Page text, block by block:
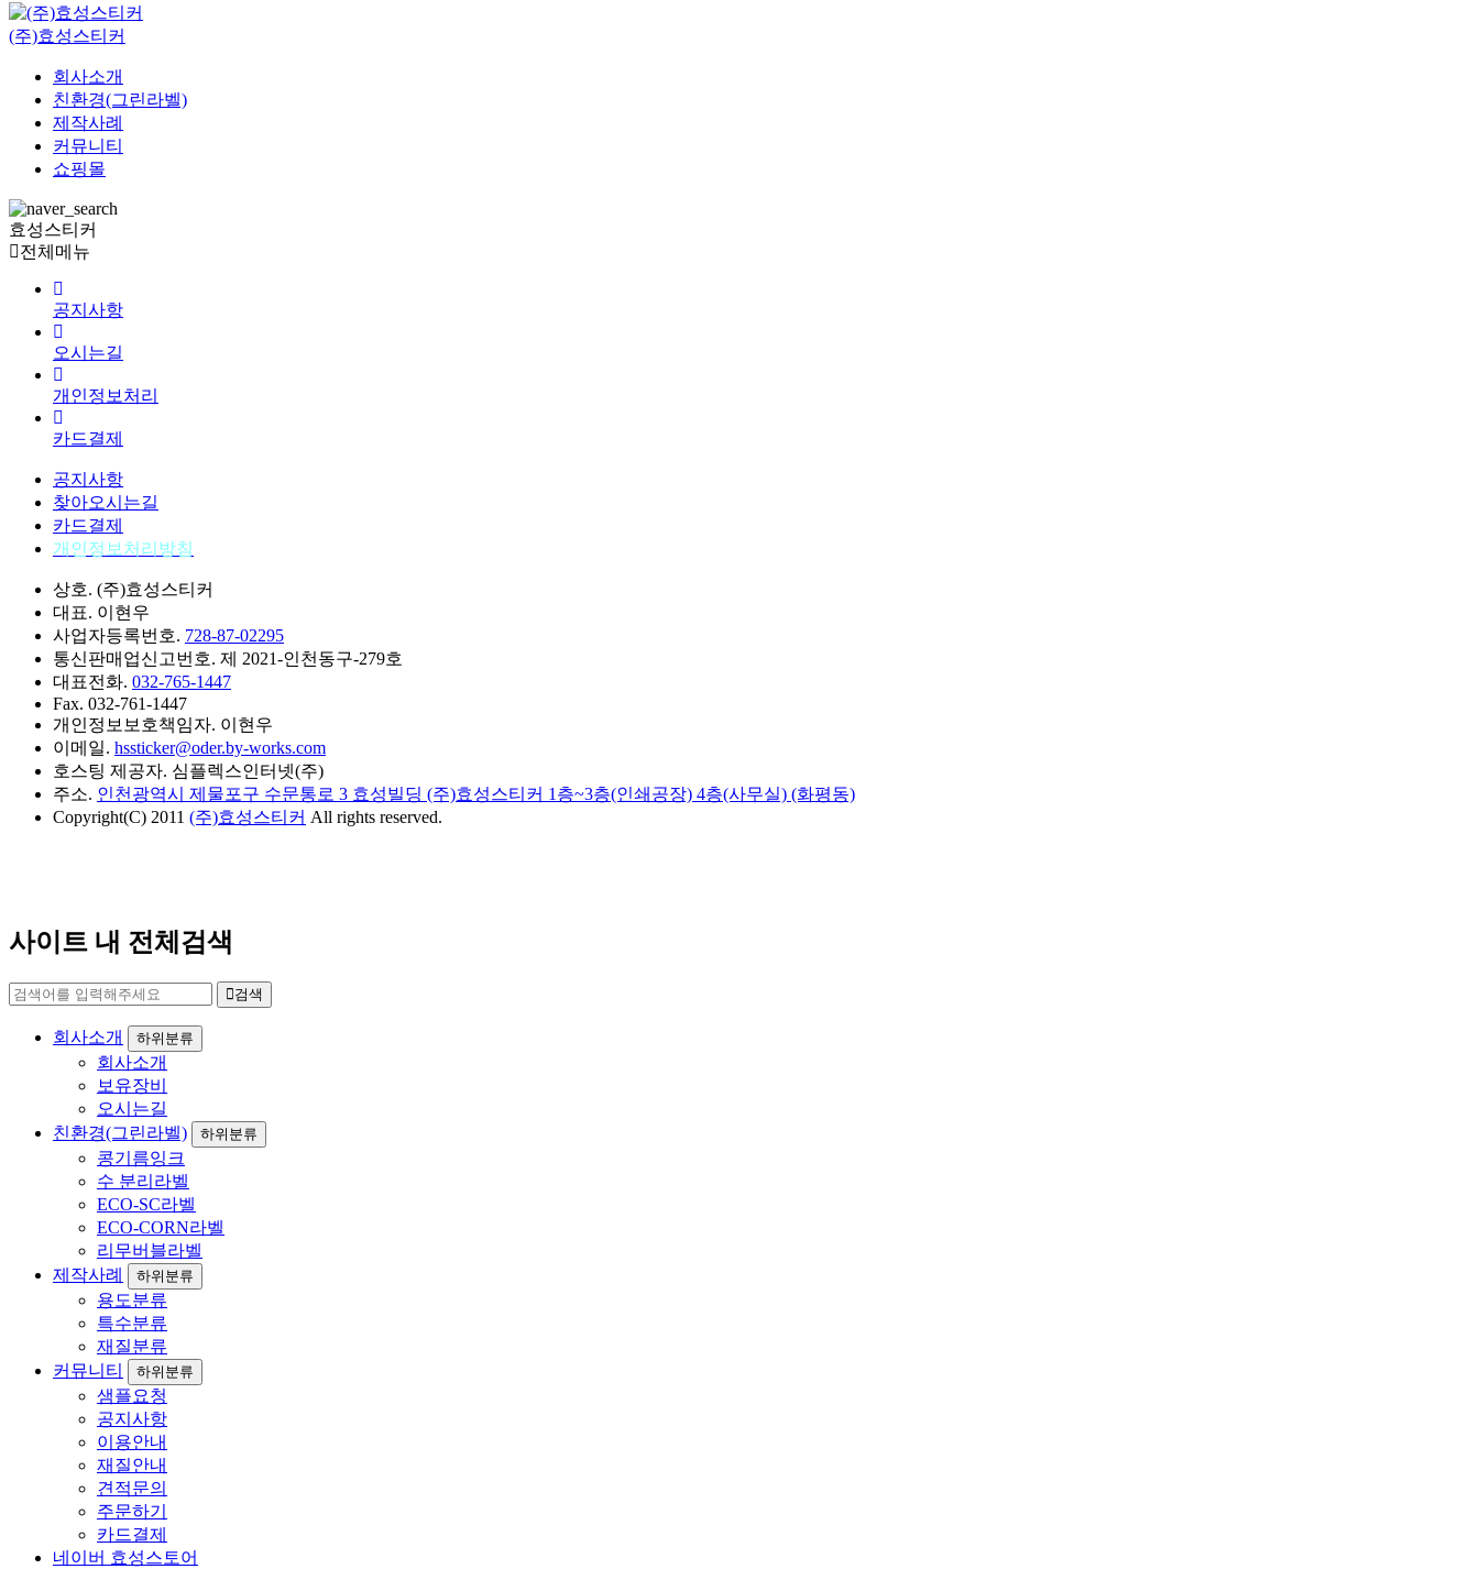
(주)효성스티커
회사소개
친환경(그린라벨)
제작사례
커뮤니티
쇼핑몰
효성스티커
전체메뉴
공지사항
오시는길
개인정보처리
카드결제
공지사항
찾아오시는길
카드결제
개인정보처리방침
상호. (주)효성스티커
대표. 이현우
사업자등록번호. 728-87-02295
통신판매업신고번호. 제 2021-인천동구-279호
대표전화. 032-765-1447
Fax. 032-761-1447
개인정보보호책임자. 이현우
이메일. hssticker@oder.by-works.com
호스팅 제공자. 심플렉스인터넷(주)
주소. 인천광역시 제물포구 수문통로 3 효성빌딩 (주)효성스티커 1층~3층(인쇄공장) 4층(사무실) (화평동)
Copyright(C) 2011 (주)효성스티커 All rights reserved.
사이트 내 전체검색
검색
회사소개 하위분류
회사소개
보유장비
오시는길
친환경(그린라벨)
하위분류
콩기름잉크
수 분리라벨
ECO-SC라벨
ECO-CORN라벨
리무버블라벨
제작사례
하위분류
용도분류
특수분류
재질분류
커뮤니티
하위분류
샘플요청
공지사항
이용안내
재질안내
견적문의
주문하기
카드결제
네이버 효성스토어